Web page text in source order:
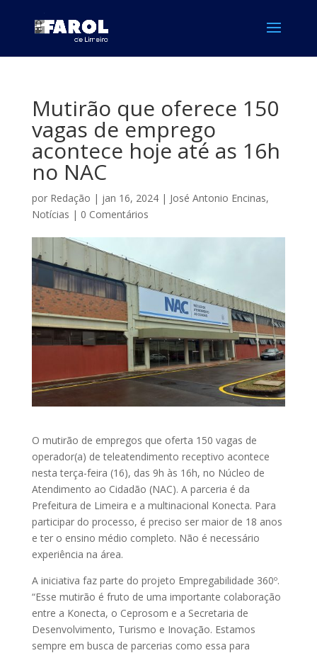
Mutirão que oferece 150
vagas de emprego
acontece hoje até as 16h
no NAC
por Redação | jan 16, 2024| José Antonio Encinas,
Notícias | 0 Comentários
O mutirão de empregos que oferta 150 vagas de
operador(a) de teleatendimento receptivo acontece
nesta terça-feira (16), das 9h às 16h, no Núcleo de
Atendimento ao Cidadão (NAC). A parceria é da
Prefeitura de Limeira e a multinacional Konecta. Para
participar do processo, é preciso ser maior de 18 anos
e ter o ensino médio completo. Não é necessário
experiência na área.
A iniciativa faz parte do projeto Empregabilidade 360º.
“Esse mutirão é fruto de uma importante colaboração
entre a Konecta, o Ceprosom e a Secretaria de
Desenvolvimento, Turismo e Inovação. Estamos
sempre em busca de parcerias como essa para